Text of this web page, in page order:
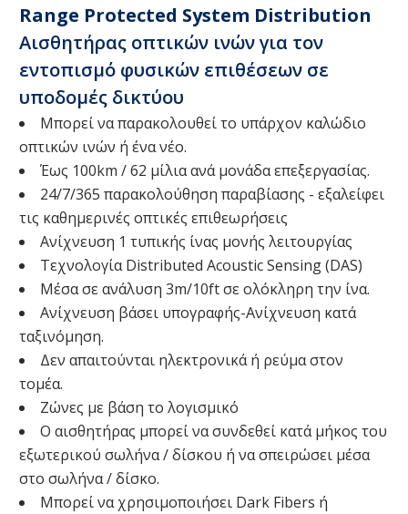
Range Protected System Distribution
Αισθητήρας οπτικών ινών για τον
εντοπισμό φυσικών επιθέσεων σε
υποδομές δικτύου
Μπορεί να παρακολουθεί το υπάρχον καλώδιο
οπτικών ινών ή ένα νέο.
Έως 100km / 62 μίλια ανά μονάδα επεξεργασίας.
24/7/365 παρακολούθηση παραβίασης - εξαλείφει
τις καθημερινές οπτικές επιθεωρήσεις
Ανίχνευση 1 τυπικής ίνας μονής λειτουργίας
Τεχνολογία Distributed Acoustic Sensing (DAS)
Μέσα σε ανάλυση 3m/10ft σε ολόκληρη την ίνα.
Ανίχνευση βάσει υπογραφής-Ανίχνευση κατά
ταξινόμηση.
Δεν απαιτούνται ηλεκτρονικά ή ρεύμα στον
τομέα.
Ζώνες με βάση το λογισμικό
Ο αισθητήρας μπορεί να συνδεθεί κατά μήκος του
εξωτερικού σωλήνα / δίσκου ή να σπειρώσει μέσα
στο σωλήνα / δίσκο.
Μπορεί να χρησιμοποιήσει Dark Fibers ή